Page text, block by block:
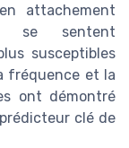
attachement
se sentent
susceptibles
fréquence et la
ont démontré
clé de